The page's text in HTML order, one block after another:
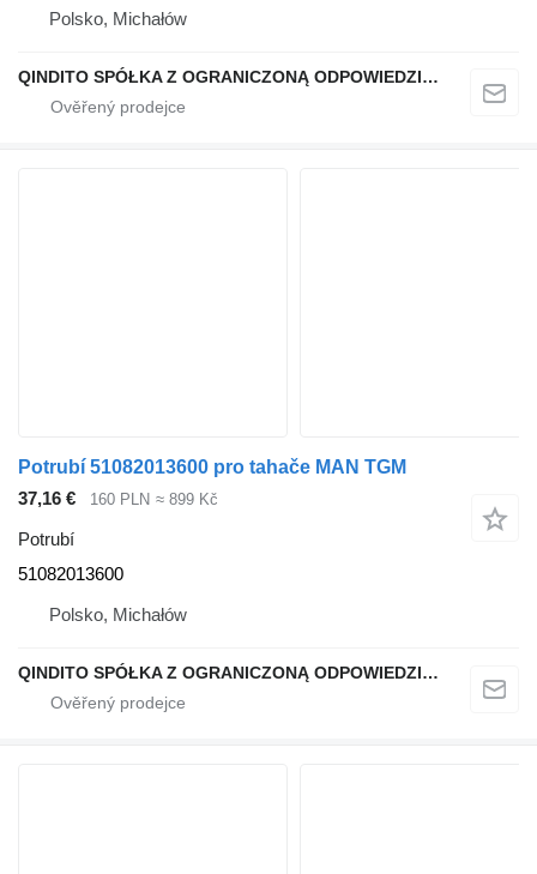
Polsko, Michałów
QINDITO SPÓŁKA Z OGRANICZONĄ ODPOWIEDZIALNOŚCIĄ
Potrubí 51082013600 pro tahače MAN TGM
37,16 €
160 PLN ≈ 899 Kč
Potrubí
51082013600
Polsko, Michałów
QINDITO SPÓŁKA Z OGRANICZONĄ ODPOWIEDZIALNOŚCIĄ